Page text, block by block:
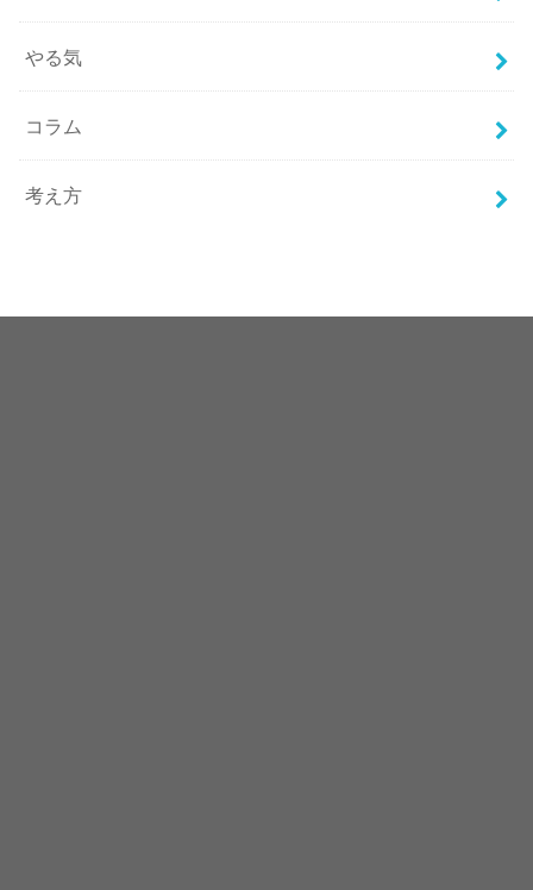
やる気
コラム
考え方